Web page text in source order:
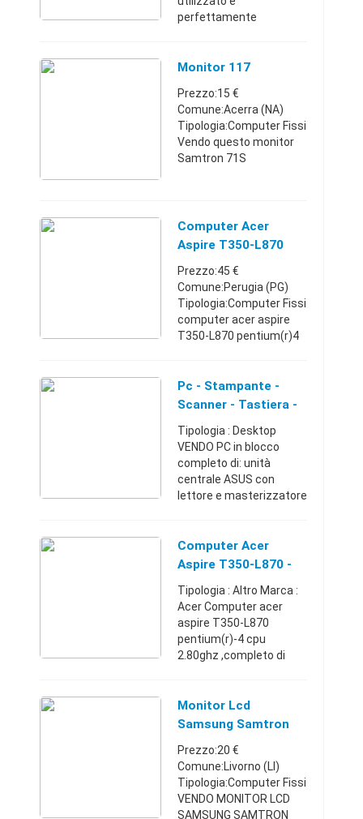
perfettamente
338.9987534Racale
40 €
Monitor 117
Prezzo:15 €
Comune:Acerra (NA)
Tipologia:Computer Fissi
Vendo questo monitor
Samtron 71S
Computer Acer
Aspire T350-L870
Prezzo:45 €
Comune:Perugia (PG)
Tipologia:Computer Fissi
computer acer aspire
T350-L870 pentium(r)4
samtron(samsung)75pp
lvs,masterizzatore,tasti
Pc - Stampante -
Scanner - Tastiera -
Mouse-Casse
Tipologia : Desktop
VENDO PC in blocco
completo di: unità
centrale ASUS con
lettore e masterizzatore
stampante EPSON
STILUS C62, monitor
Be@r ...
Computer Acer
Aspire T350-L870 -
Perugia (Perugia)
Tipologia : Altro Marca :
Acer Computer acer
aspire T350-L870
pentium(r)-4 cpu
2.80ghz ,completo di
pplus,con tastiera ed
accessori vari.Sistema
Monitor Lcd
Samsung Samtron
73v
Prezzo:20 €
Comune:Livorno (LI)
Tipologia:Computer Fissi
VENDO MONITOR LCD
SAMSUNG SAMTRON